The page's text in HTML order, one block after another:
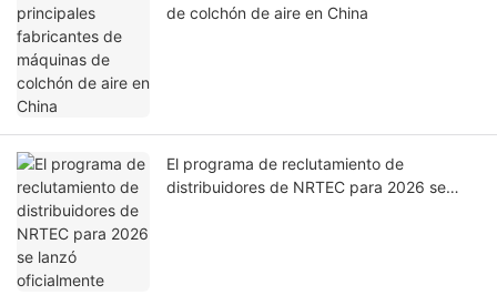
de colchón de aire en China
El programa de reclutamiento de
distribuidores de NRTEC para 2026 se